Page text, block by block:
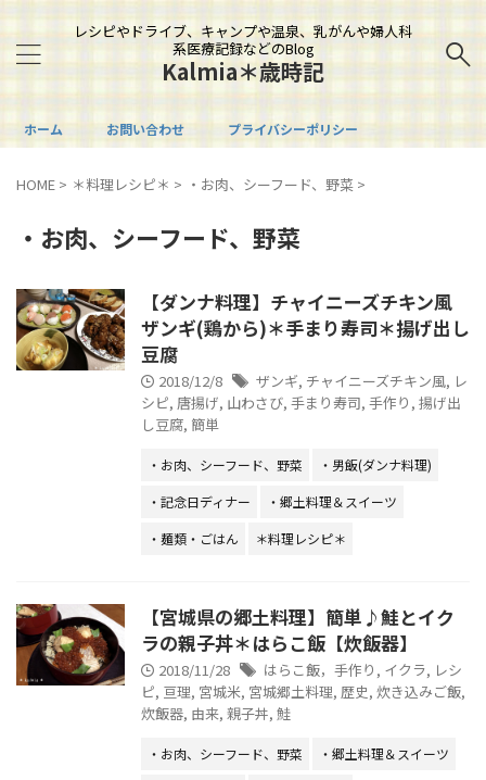
レシピやドライブ、キャンプや温泉、乳がんや婦人科
系医療記録などのBlog
Kalmia＊歳時記
ホーム お問い合わせ プライバシーポリシー
HOME > ＊料理レシピ＊ > ・お肉、シーフード、野菜 >
・お肉、シーフード、野菜
【ダンナ料理】チャイニーズチキン風
ザンギ(鶏から)＊手まり寿司＊揚げ出し
豆腐
2018/12/8 ザンギ, チャイニーズチキン風, レ
シピ, 唐揚げ, 山わさび, 手まり寿司, 手作り , 揚げ出
し豆腐, 簡単
・お肉、シーフード、野菜
・男飯(ダンナ料理)
・記念日ディナー
・郷土料理＆スイーツ
・麺類・ごはん
＊料理レシピ＊
【宮城県の郷土料理】簡単♪鮭とイク
ラの親子丼＊はらこ飯【炊飯器】
2018/11/28 はらこ飯，手作り , イクラ, レシ
ピ, 亘理, 宮城米, 宮城郷土料理, 歴史, 炊き込みご飯,
炊飯器, 由来, 親子丼, 鮭
・お肉、シーフード、野菜
・郷土料理＆スイーツ